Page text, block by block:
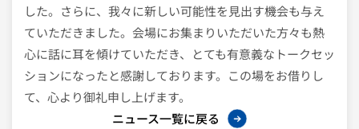
した。さらに、我々に新しい可能性を見出す機会も与え
ていただきました。会場にお集まりいただいた方々も熱
心に話に耳を傾けていただき、とても有意義なトークセッ
ションになったと感謝しております。この場をお借りし
て、心より御礼申し上げます。
ニュース一覧に戻る